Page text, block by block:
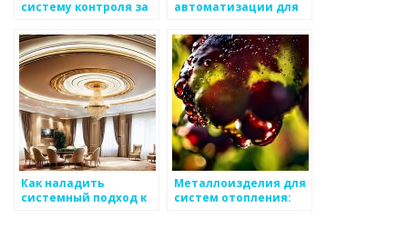
систему контроля за
рисками в области
металлоизделий
автоматизации для
Как наладить
системный подход к
Металлоизделия для
систем отопления: